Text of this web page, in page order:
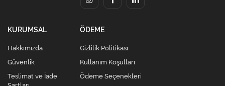
KURUMSAL
Hakkımızda
Güvenlik
Teslimat ve İade
ÖDEME
Gizlilik Politikası
Kullanım Koşulları
Ödeme Seçenekleri